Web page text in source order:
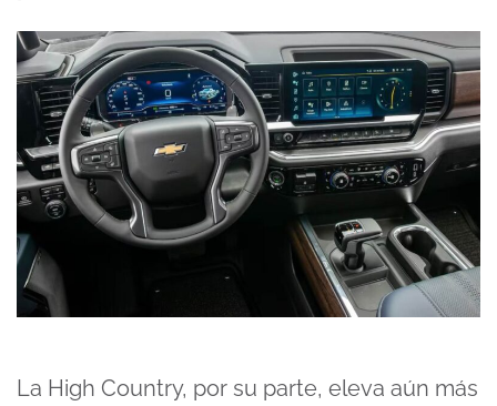
La High Country, por su parte, eleva aún más